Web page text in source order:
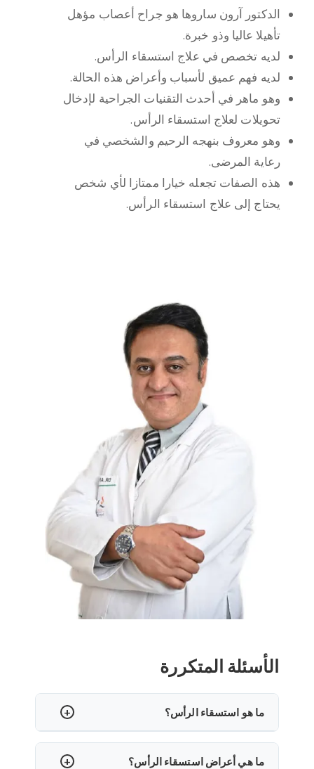
الدكتور آرون ساروها هو جراح أعصاب مؤهل
تأهيلا عاليا وذو خبرة.
لديه تخصص في علاج استسقاء الرأس.
لديه فهم عميق لأسباب وأعراض هذه الحالة.
وهو ماهر في أحدث التقنيات الجراحية لإدخال
تحويلات لعلاج استسقاء الرأس.
وهو معروف بنهجه الرحيم والشخصي في
رعاية المرضى.
هذه الصفات تجعله خيارا ممتازا لأي شخص
يحتاج إلى علاج استسقاء الرأس.
الأسئلة المتكررة
ما هو استسقاء الرأس؟
استسقاء الرأس هو حالة يوجد فيها تراكم مفرط للسائل
الدماغي النخاعي (CSF) في الدماغ. يمكن أن يتسبب ذلكما هي أعراض استسقاء الرأس؟